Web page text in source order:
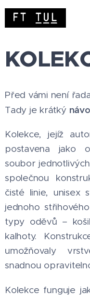
Před vámi není
Tady je krátký
Kolekce, jejíž
postavena jako
soubor
společnou
čisté linie, unisex
jednoho
typy oděvů –
kalhoty.
umožňovaly
snadnou
Kolekce funguje